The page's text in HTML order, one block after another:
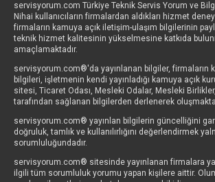
servisyorum.com Türkiye Teknik Servis Yorum ve
Nihai kullanıcıların firmalardan aldıkları hizmet
firmaların kamuya açık iletişim-ulaşım bilgilerinin
teknik hizmet kalitesinin yükselmesine katkıda
amaçlamaktadır.
servisyorum.com®'da yayınlanan bilgiler, firmaların
bilgileri, işletmenin kendi yayınladığı kamuya açık
sitesi, Ticaret Odası, Mesleki Odalar, Mesleki
tarafından sağlanan bilgilerden derlenerek
servisyorum.com® yayınlan bilgilerin güncelliğini
doğruluk, tamlık ve kullanılırlığını değerlendirmek
sorumluluğundadır.
servisyorum.com® sitesinde yayınlanan firmalara
ilgili tüm sorumluluk yorumu yapan kişilere aittir.